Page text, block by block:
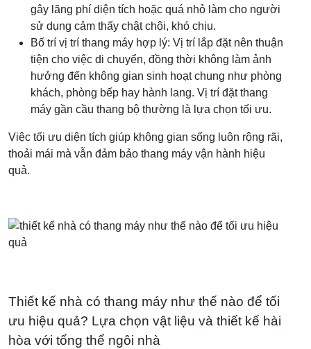
gây lãng phí diện tích hoặc quá nhỏ làm cho người
sử dụng cảm thấy chật chội, khó chịu.
Bố trí vị trí thang máy hợp lý: Vị trí lắp đặt nên thuận
tiện cho việc di chuyển, đồng thời không làm ảnh
hưởng đến không gian sinh hoạt chung như phòng
khách, phòng bếp hay hành lang. Vị trí đặt thang
máy gần cầu thang bộ thường là lựa chọn tối ưu.
Việc tối ưu diện tích giúp không gian sống luôn rộng rãi,
thoải mái mà vẫn đảm bảo thang máy vận hành hiệu
quả.
Thiết kế nhà có thang máy như thế nào để tối
ưu hiệu quả? Lựa chọn vật liệu và thiết kế hài
hòa với tổng thể ngôi nhà